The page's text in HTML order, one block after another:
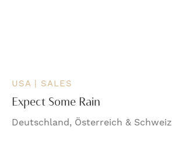
USA | SALES
Expect Some Rain
Deutschland, Österreich & Schweiz